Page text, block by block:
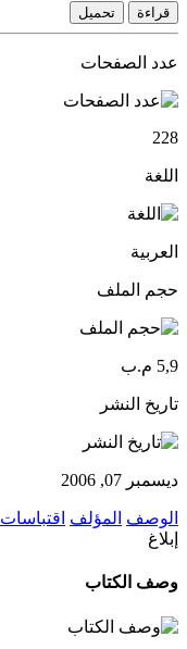
قراءة تحميل
عدد الصفحات
228
اللغة
العربية
حجم الملف
5,9 م.ب
تاريخ النشر
ديسمبر 07, 2006
الوصف المؤلف اقتباسات
إبلاغ
وصف الكتاب